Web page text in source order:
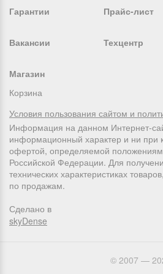
Гарантии Прайс-лист
Вакансии Техцентр
Магазин
Корзина
Условия пользования сайтом и
Информация на данном Интернет-
информационный характер и ни при
офертой, определяемой
Российской Федерации. Для
технических характеристиках
по продажам.
Сделано в
skyDense
© 2007 —